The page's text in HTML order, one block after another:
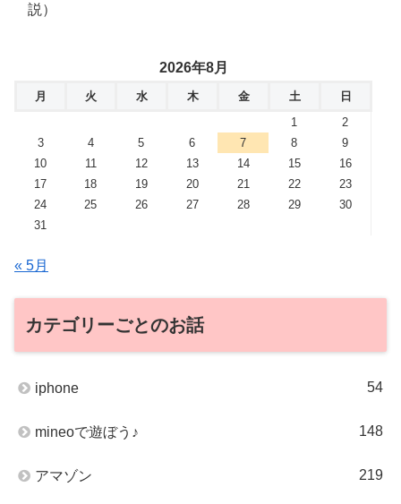
説）
2026年8月
月 火 水 木 金 土
日
1
2
3
4 5 6 7 8
9
10
11 12 13 14 15
16
17
18 19 20 21 22
23
24
25 26 27 28 29
30
31
« 5月
カテゴリーごとのお話
iphone 54
mineoで遊ぼう♪ 148
アマゾン 219